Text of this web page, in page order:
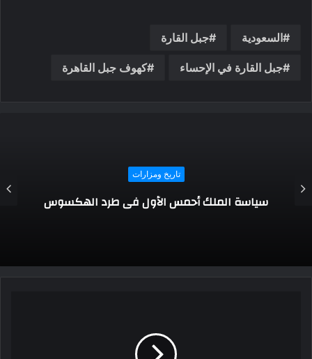
السعودية جبل القارة
جبل القارة في الإحساء كهوف جبل القاهرة
تاريخ ومزارات
سياسة الملك أحمس الأول فى طرد الهكسوس